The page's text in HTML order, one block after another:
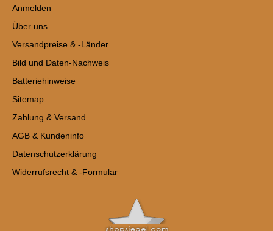
Anmelden
Über uns
Versandpreise & -Länder
Bild und Daten-Nachweis
Batteriehinweise
Sitemap
Zahlung & Versand
AGB & Kundeninfo
Datenschutzerklärung
Widerrufsrecht & -Formular